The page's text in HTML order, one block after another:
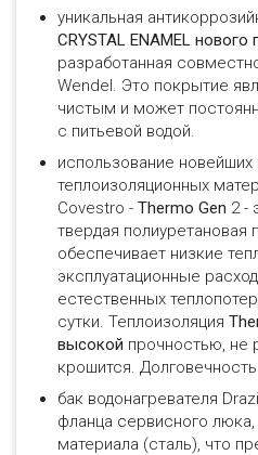
уникальная
CRYSTAL ENAMEL нового
разработанная
Wendel. Это покрытие
чистым и может
с питьевой водой.
использование новейших
теплоизоляционных
Covestro - Thermo Gen 2 -
твердая
обеспечивает низкие
эксплуатационные
естественных
сутки. Теплоизоляция
высокой прочностью, не
крошится.
бак водонагревателя
фланца сервисного люка,
материала (сталь), что